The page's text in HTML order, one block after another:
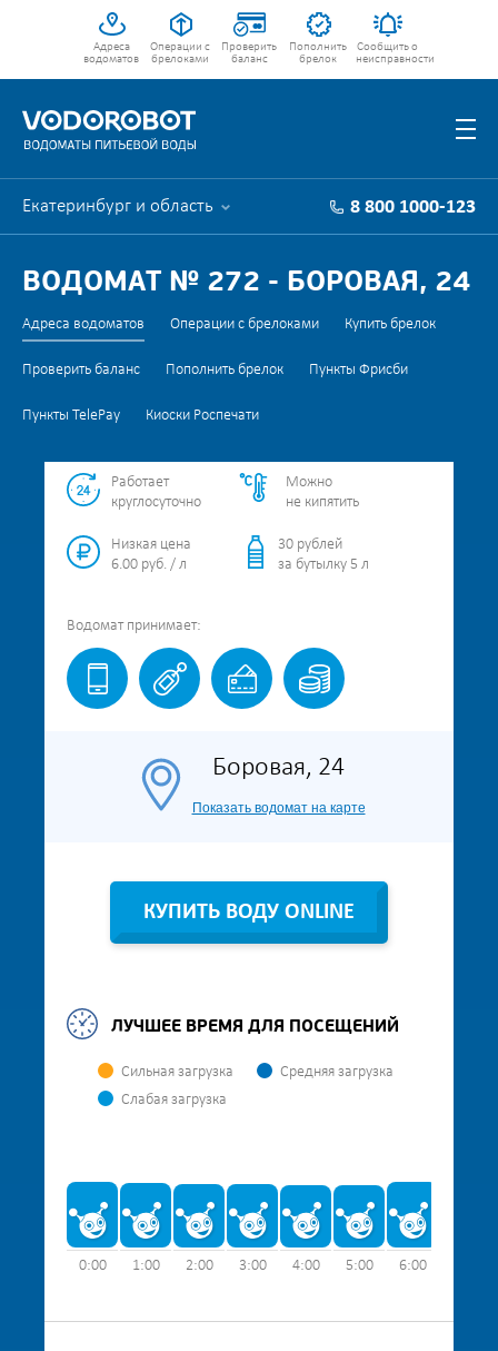
Адреса
водоматов
Операции с
брелоками
Проверить
баланс
Пополнить
брелок
Сообщить о
неисправности
Екатеринбург и область 8 800 1000-123
ВОДОМАТ № 272 - БОРОВАЯ, 24
Адреса водоматов Операции с брелоками Купить брелок
Проверить баланс Пополнить брелок Пункты Фрисби
Пункты TelePay Киоски Роспечати
Работает
круглосуточно
Можно
не кипятить
Низкая цена
6.00 руб. / л
30 рублей
за бутылку 5 л
Водомат принимает:
Боровая, 24
Показать водомат на карте
КУПИТЬ ВОДУ ONLINE
ЛУЧШЕЕ ВРЕМЯ ДЛЯ ПОСЕЩЕНИЙ
Сильная загрузка
Средняя загрузка
Слабая загрузка
0:00 1:00 2:00 3:00 4:00 5:00 6:00